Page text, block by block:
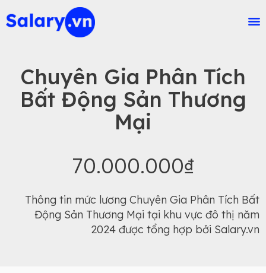
Chuyên Gia Phân Tích
Bất Động Sản Thương
Mại
70.000.000₫
Thông tin mức lương Chuyên Gia Phân Tích Bất
Động Sản Thương Mại tại khu vực đô thị năm
2024 được tổng hợp bởi Salary.vn